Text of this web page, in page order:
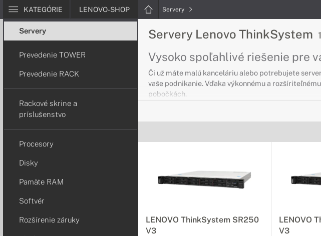
KATEGÓRIE LENOVO-SHOP Servery
Servery
Prevedenie TOWER
Prevedenie RACK
Rackové skrine a
príslušenstvo
Procesory
Disky
Pamäte RAM
Softvér
Rozšírenie záruky
Servery Lenovo ThinkSystem
Vysoko spoľahlivé riešenie pre
Či už máte malú kanceláriu alebo potrebujete
vaše podnikanie. Vďaka výkonnému a
pobočkách.
Servery Lenovo ThinkSystem
Potrebujete flexibilné serverové riešenie alebo
Servery Lenovo ThinkSystem
Ak potrebujete ľahko rozšíriteľné a flexibilné
podnikanie.
LENOVO ThinkSystem SR250
V3
LENOVO
V3